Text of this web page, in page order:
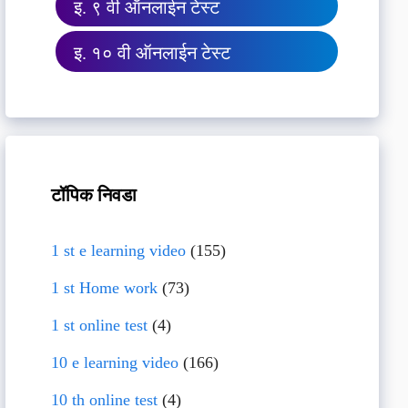
इ. ९ वी ऑनलाईन टेस्ट
इ. १० वी ऑनलाईन टेस्ट
टॉपिक निवडा
1 st e learning video(155)
1 st Home work(73)
1 st online test(4)
10 e learning video(166)
10 th online test(4)